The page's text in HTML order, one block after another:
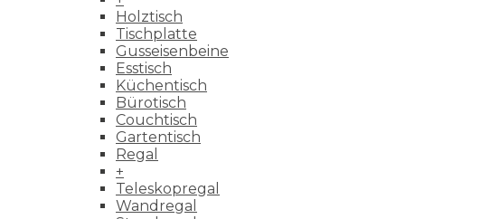
Holztisch
Tischplatte
Gusseisenbeine
Esstisch
Küchentisch
Bürotisch
Couchtisch
Gartentisch
Regal
+
Teleskopregal
Wandregal